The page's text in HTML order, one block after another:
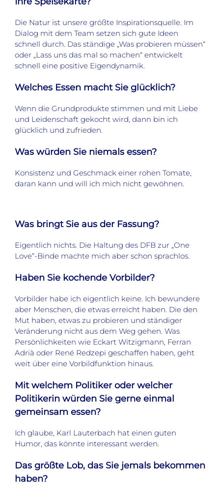
Die Natur ist unsere größte Inspirationsquelle. Im
Dialog mit dem Team setzen sich gute Ideen
schnell durch. Das ständige „Was probieren müssen“
oder „Lass uns das mal so machen“ entwickelt
schnell eine positive Eigendynamik.
Welches Essen macht Sie glücklich?
Wenn die Grundprodukte stimmen und mit Liebe
und Leidenschaft gekocht wird, dann bin ich
glücklich und zufrieden.
Was würden Sie niemals essen?
Konsistenz und Geschmack einer rohen Tomate,
daran kann und will ich mich nicht gewöhnen.
Was bringt Sie aus der Fassung?
Eigentlich nichts. Die Haltung des DFB zur „One
Love“-Binde machte mich aber schon sprachlos.
Haben Sie kochende Vorbilder?
Vorbilder habe ich eigentlich keine. Ich bewundere
aber Menschen, die etwas erreicht haben. Die den
Mut haben, etwas zu probieren und ständiger
Veränderung nicht aus dem Weg gehen. Was
Persönlichkeiten wie Eckart Witzigmann, Ferran
Adrià oder René Redzepi geschaffen haben, geht
weit über eine Vorbildfunktion hinaus.
Mit welchem Politiker oder welcher
Politikerin würden Sie gerne einmal
gemeinsam essen?
Ich glaube, Karl Lauterbach hat einen guten
Humor, das könnte interessant werden.
Das größte Lob, das Sie jemals bekommen
haben?